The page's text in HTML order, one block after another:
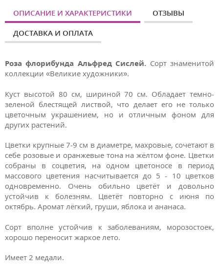
ОПИСАНИЕ И ХАРАКТЕРИСТИКИ ОТЗЫВЫ
ДОСТАВКА И ОПЛАТА
Роза флорибунда Альфред Сислей. Сорт знаменитой
коллекции «Великие художники».
Куст высотой 80 см, шириной 70 см. Обладает темно-
зеленой блестящей листвой, что делает его не только
цветочным украшением, но и отличным фоном для
других растений.
Цветки крупные 7-9 см в диаметре, махровые, сочетают в
себе розовые и оранжевые тона на жёлтом фоне. Цветки
собраны в соцветия, на одном цветоносе в период
массового цветения насчитывается до 5 - 10 цветков
одновременно. Очень обильно цветёт и довольно
устойчив к болезням. Цветёт повторно с июня по
октябрь. Аромат лёгкий, груши, яблока и ананаса.
Сорт вполне устойчив к заболеваниям, морозостоек,
хорошо переносит жаркое лето.
Имеет 2 медали.